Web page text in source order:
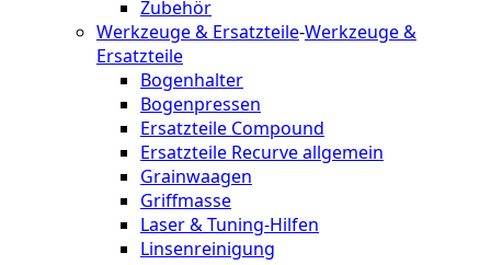
Zubehör
Werkzeuge & Ersatzteile-Werkzeuge &
Ersatzteile
Bogenhalter
Bogenpressen
Ersatzteile Compound
Ersatzteile Recurve allgemein
Grainwaagen
Griffmasse
Laser & Tuning-Hilfen
Linsenreinigung